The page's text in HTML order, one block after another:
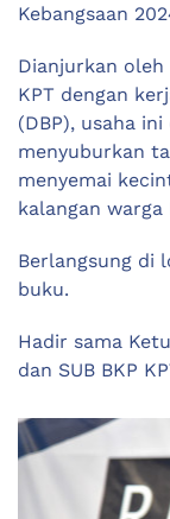
Kebangsaan
Dianjurkan oleh
KPT dengan
(DBP), usaha
menyuburkan
menyemai
kalangan warga
Berlangsung di
buku.
Hadir sama
dan SUB BKP